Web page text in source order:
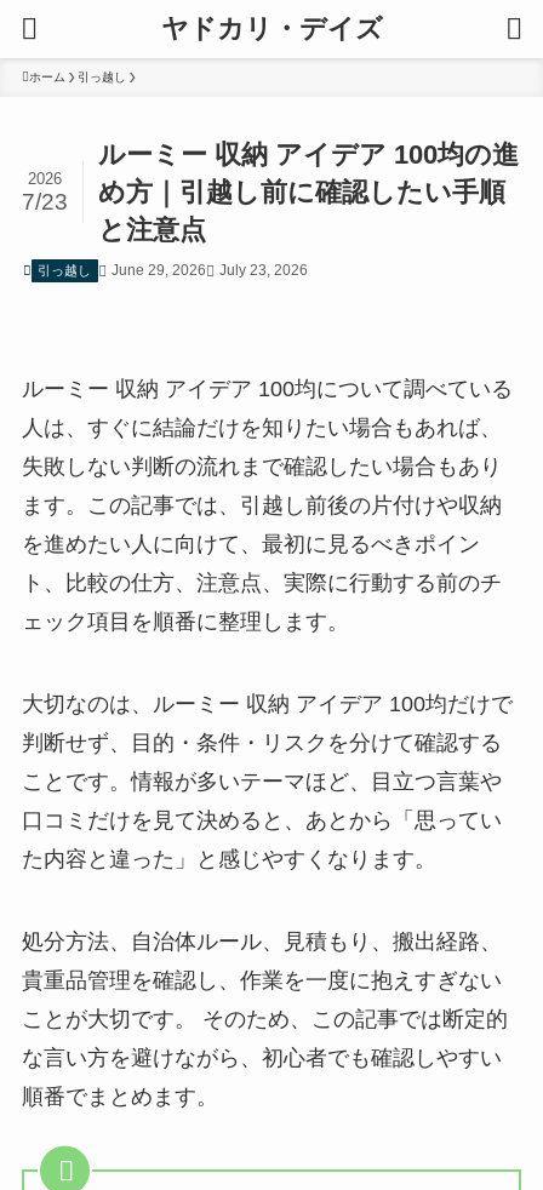
ヤドカリ・デイズ
ホーム 引っ越し
ルーミー 収納 アイデア 100均の進
め方｜引越し前に確認したい手順
と注意点
2026
7/23
引っ越し June 29, 2026 July 23, 2026
ルーミー 収納 アイデア 100均について調べている
人は、すぐに結論だけを知りたい場合もあれば、
失敗しない判断の流れまで確認したい場合もあり
ます。この記事では、引越し前後の片付けや収納
を進めたい人に向けて、最初に見るべきポイン
ト、比較の仕方、注意点、実際に行動する前のチ
ェック項目を順番に整理します。
大切なのは、
ルーミー 収納 アイデア 100均だけで
判断せず、目的・条件・リスクを分けて確認する
こと です。情報が多いテーマほど、目立つ言葉や
口コミだけを見て決めると、あとから「思ってい
た内容と違った」と感じやすくなります。
処分方法、自治体ルール、見積もり、搬出経路、
貴重品管理を確認し、作業を一度に抱えすぎない
ことが大切です。 そのため、この記事では断定的
な言い方を避けながら、初心者でも確認しやすい
順番でまとめます。